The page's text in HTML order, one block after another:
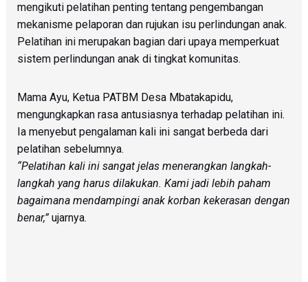
mengikuti pelatihan penting tentang pengembangan
mekanisme pelaporan dan rujukan isu perlindungan anak.
Pelatihan ini merupakan bagian dari upaya memperkuat
sistem perlindungan anak di tingkat komunitas.
Mama Ayu, Ketua PATBM Desa Mbatakapidu,
mengungkapkan rasa antusiasnya terhadap pelatihan ini.
Ia menyebut pengalaman kali ini sangat berbeda dari
pelatihan sebelumnya.
“Pelatihan kali ini sangat jelas menerangkan langkah-
langkah yang harus dilakukan. Kami jadi lebih paham
bagaimana mendampingi anak korban kekerasan dengan
benar,”ujarnya.